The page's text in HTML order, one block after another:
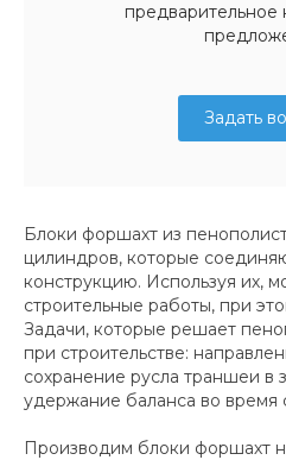
предварительное
Задать
Блоки форшахт из
цилиндров, которые
конструкцию. Используя их,
строительные работы, при
Задачи, которые решает
при строительстве:
сохранение русла траншеи в
удержание баланса во время
Производим блоки форшахт